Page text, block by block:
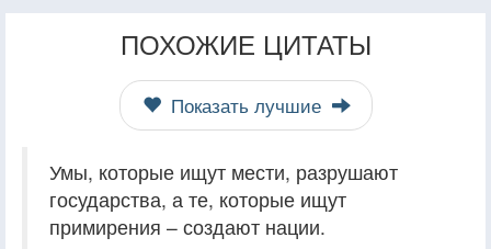
ПОХОЖИЕ ЦИТАТЫ
Показать лучшие
Умы, которые ищут мести, разрушают
государства, а те, которые ищут
примирения – создают нации.